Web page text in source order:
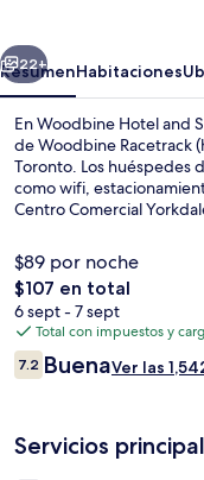
Siguiente
22+
ResumenHabitaciones
En Woodbine Hotel and
de Woodbine Racetrack
Toronto. Los huéspedes
como wifi,
Centro Comercial
maravillas de las
amable y el desayuno.
$89 por noche
El
precio
total
es
de
$107 en total
6 sept - 7 sept
Total con impuestos y
Opiniones
7.27.2 de 10,
BuenaVer las
Servicios